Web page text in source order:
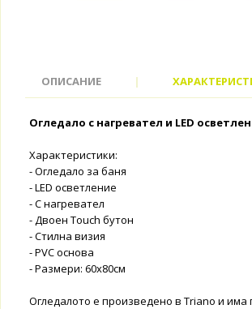
ОПИСАНИЕ |
Огледало с нагревател и LED
Характеристики:
- Огледало за баня
- LED осветление
- С нагревател
- Двоен Touch бутон
- Стилна визия
- PVC основа
- Размери: 60x80см
Огледалото е произведено в Triano и има